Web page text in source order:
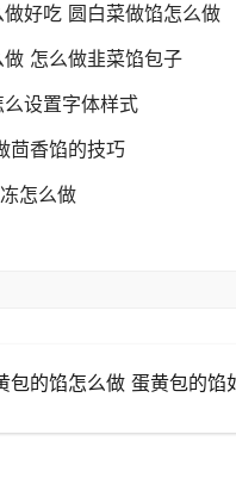
好吃 圆白菜做馅怎么做
怎么做韭菜馅包子
设置字体样式
茴香馅的技巧
怎么做
包的馅怎么做 蛋黄包的馅